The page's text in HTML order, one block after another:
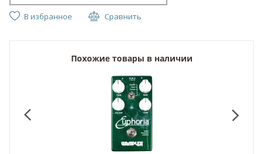
В избранное Сравнить
Похожие товары в наличии